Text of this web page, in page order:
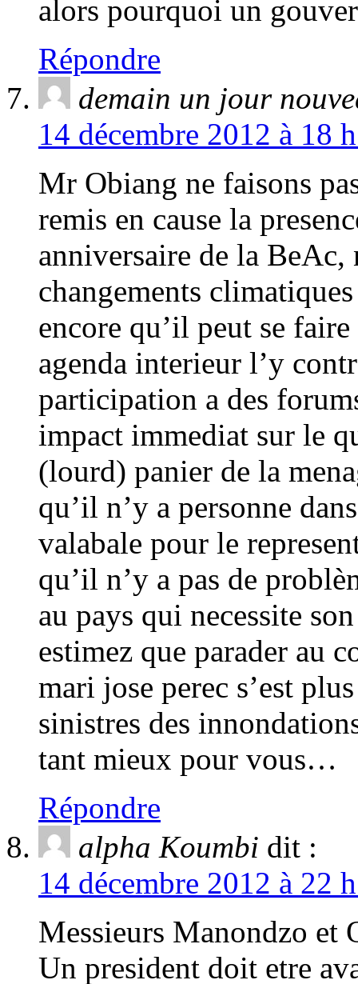
alors pourquoi un
Répondre
demain un jour
14 décembre 2012 à 18
Mr Obiang ne faisons
remis en cause la
anniversaire de la BeAc,
changements
encore qu’il peut se
agenda interieur l’y
participation a des
impact immediat sur le
(lourd) panier de la
qu’il n’y a personne
valabale pour le
qu’il n’y a pas de
au pays qui necessite
estimez que parader au
mari jose perec s’est
sinistres des
tant mieux pour vous…
Répondre
alpha Koumbi dit :
14 décembre 2012 à 22
Messieurs Manondzo et
Un president doit etre